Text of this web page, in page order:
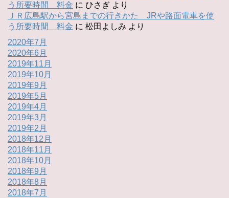
う所要時間 料金 に ひさぎ より
ＪＲ広島駅から宮島までの行きかた JRや路面電車を使
う所要時間 料金 に 松田よしみ より
2020年7月
2020年6月
2019年11月
2019年10月
2019年9月
2019年5月
2019年4月
2019年3月
2019年2月
2018年12月
2018年11月
2018年10月
2018年9月
2018年8月
2018年7月